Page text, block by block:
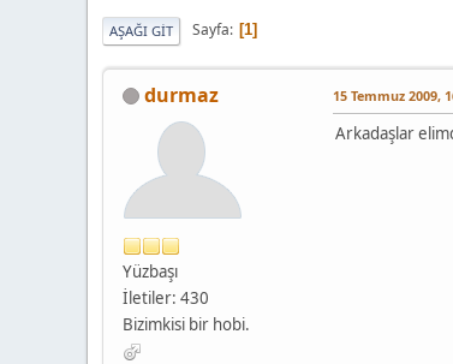
AŞAĞI GIT Sayfa 1
durmaz
Yüzbaşı
İletiler: 430
Bizimkisi bir hobi.
15 Temmuz 2009,
Arkadaşlar